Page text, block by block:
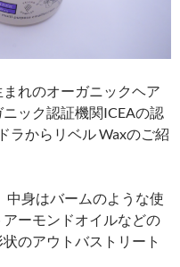
れのオーガニックヘア
ック認証機関ICEAの認
ラからリベル Waxのご紹
中身はバームのような使
ーモンドオイルなどの
のアウトバストリート